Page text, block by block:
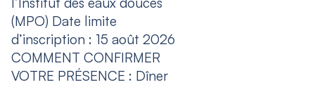
(MPO) Date limite
d’inscription : 15 août 2026
COMMENT CONFIRMER
VOTRE PRÉSENCE : Dîner